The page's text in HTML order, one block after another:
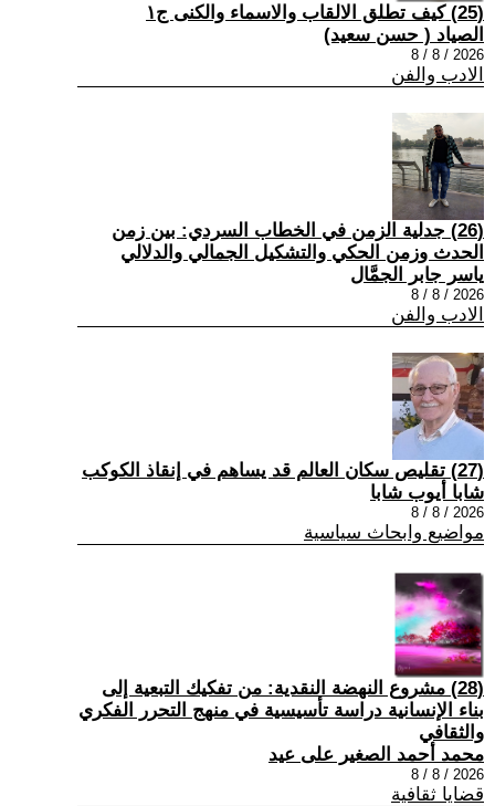
(25) كيف تطلق الالقاب والاسماء والكنى ج١
الصياد ‏( حسن سعيد‏)
2026 / 8 / 8
الادب والفن
(26) جدلية الزمن في الخطاب السردي: بين زمن
الحدث وزمن الحكي والتشكيل الجمالي والدلالي
ياسر جابر الجمَّال
2026 / 8 / 8
الادب والفن
(27) تقليص سكان العالم قد يساهم في إنقاذ الكوكب
شابا أيوب شابا
2026 / 8 / 8
مواضيع وابحاث سياسية
(28) مشروع النهضة النقدية: من تفكيك التبعية إلى
بناء الإنسانية دراسة تأسيسية في منهج التحرر الفكري
والثقافي
محمد أحمد الصغير على عيد
2026 / 8 / 8
قضايا ثقافية